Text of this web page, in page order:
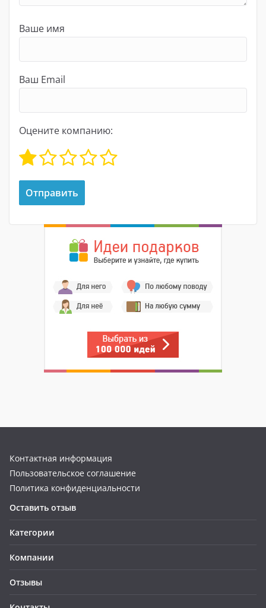
Ваше имя
Ваш Email
Оцените компанию:
Контактная информация
Пользовательское соглашение
Политика конфиденциальности
Оставить отзыв
Категории
Компании
Отзывы